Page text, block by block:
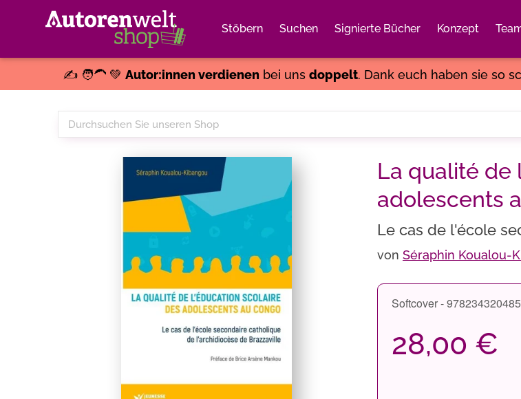
Stöbern Suchen Signierte Bücher Konzept
✍️ 🧑‍🦱 💚 Autor:innen verdienenbei uns doppelt. Dank euch haben sie so
Durchsuchen
Sie
La qualité de
adolescents
Le cas de l'école
von Séraphin Koualou-
Softcover -
28,00 €